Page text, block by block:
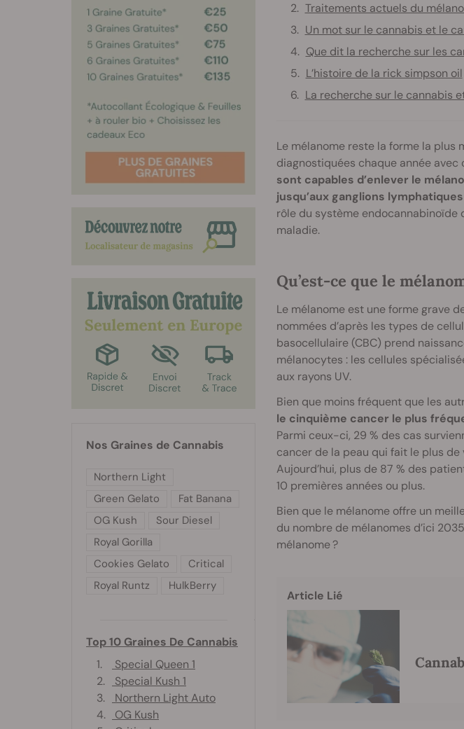
Traitements actuels du
Un mot sur le cannabis et le
Que dit la recherche sur les
L’histoire de la rick simpson oil
La recherche sur le cannabis
Le mélanome reste la forme la plus
diagnostiquées chaque année
sont capables d’enlever le
jusqu’aux ganglions
rôle du système endocannabinoïde
maladie.
Qu’est-ce que le
Le mélanome est une forme grave
nommées d’après les types de
basocellulaire (CBC) prend
mélanocytes : les cellules
aux rayons UV.
Bien que moins fréquent que les
le cinquième cancer le plus
Parmi ceux-ci, 29 % des cas
cancer de la peau qui fait le plus
Aujourd’hui, plus de 87 % des
10 premières années ou plus.
Bien que le mélanome offre un
du nombre de mélanomes d’ici
mélanome ?
Article Lié
Nos Graines de Cannabis
Northern Light
Green Gelato
Fat Banana
OG Kush
Sour Diesel
Royal Gorilla
Cookies Gelato
Critical
Royal Runtz
HulkBerry
Top 10 Graines De Cannabis
1.
Special Queen 1
2.
Special Kush 1
3.
Northern Light Auto
4.
OG Kush